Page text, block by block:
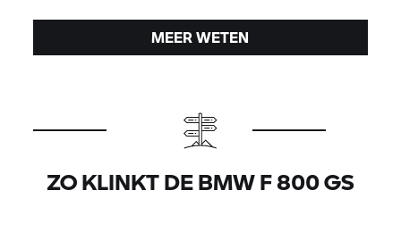
MEER WETEN
ZO KLINKT DE BMWF 800 GS